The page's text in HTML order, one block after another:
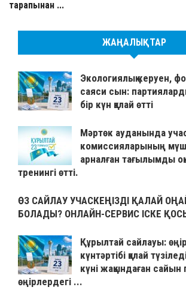
тарапынан ...
ЖАҢАЛЫҚТАР
Экологиялық керуен,
саяси сын:
бір күн қалай өтті
Мәртөк ауданында
комиссияларының
арналған тағылымды
тренингі өтті.
ӨЗ САЙЛАУ УЧАСКЕҢІЗДІ ҚАЛАЙ
БОЛАДЫ? ОНЛАЙН-СЕРВИС ІСКЕ
Құрылтай сайлауы:
күнтәртібі қалай
күні жақындаған сайын
өңірлердегі ...